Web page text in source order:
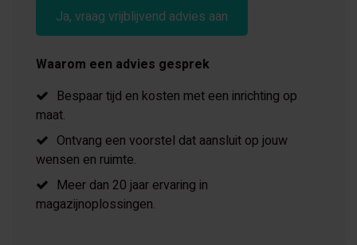
Ja, vraag vrijblijvend advies aan
Waarom een advies gesprek
Bespaar tijd en kosten met een inrichting op
maat.
Ontvang een voorstel dat aansluit op jouw
wensen en ruimte.
Meer dan 20 jaar ervaring in
magazijnoplossingen.